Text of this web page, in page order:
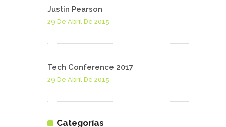
Justin Pearson
29 De Abril De 2015
Tech Conference 2017
29 De Abril De 2015
Categorías